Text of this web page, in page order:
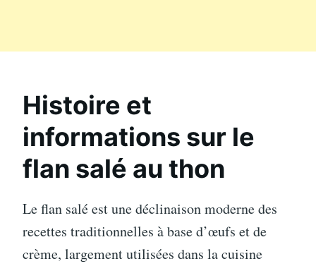
Histoire et
informations sur le
flan salé au thon
Le flan salé est une déclinaison moderne des
recettes traditionnelles à base d’œufs et de
crème, largement utilisées dans la cuisine